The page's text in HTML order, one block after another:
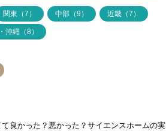
関東（7） 中部（9） 近畿（7）
沖縄（8）
良かった？悪かった？サイエンスホームの実